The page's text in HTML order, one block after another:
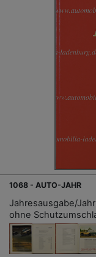
1068 - AUTO-JAHR
Jahresausgabe/
ohne